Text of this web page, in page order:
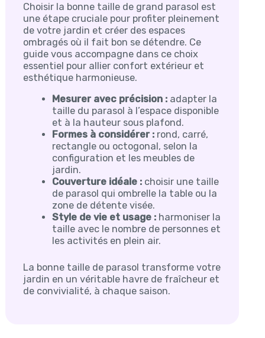
Choisir la bonne taille de grand parasol est
une étape cruciale pour profiter pleinement
de votre jardin et créer des espaces
ombragés où il fait bon se détendre. Ce
guide vous accompagne dans ce choix
essentiel pour allier confort extérieur et
esthétique harmonieuse.
Mesurer avec précision : adapter la
taille du parasol à l’espace disponible
et à la hauteur sous plafond.
Formes à considérer : rond, carré,
rectangle ou octogonal, selon la
configuration et les meubles de
jardin.
Couverture idéale : choisir une taille
de parasol qui ombrelle la table ou la
zone de détente visée.
Style de vie et usage : harmoniser la
taille avec le nombre de personnes et
les activités en plein air.
La bonne taille de parasol transforme votre
jardin en un véritable havre de fraîcheur et
de convivialité, à chaque saison.